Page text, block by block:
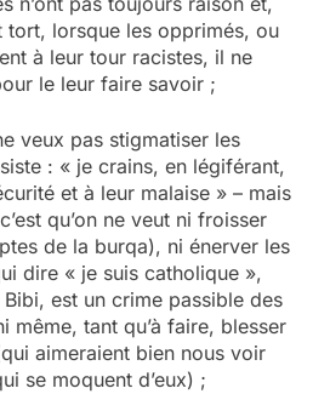
tort, lorsque les opprimés, ou
à leur tour racistes, il ne
le leur faire savoir ;
veux pas stigmatiser les
: « je crains, en légiférant,
et à leur malaise » – mais
qu’on ne veut ni froisser
de la burqa), ni énerver les
dire « je suis catholique »,
Bibi, est un crime passible des
même, tant qu’à faire, blesser
aimeraient bien nous voir
se moquent d’eux) ;